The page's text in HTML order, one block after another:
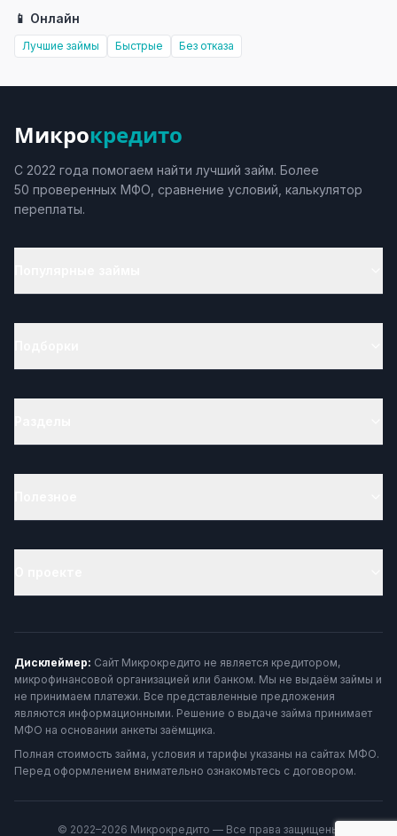
📱 Онлайн
Лучшие займы Быстрые Без отказа
Микрокредито
С 2022 года помогаем найти лучший займ. Более
50 проверенных МФО, сравнение условий, калькулятор
переплаты.
Дисклеймер: Сайт Микрокредито не является кредитором,
микрофинансовой организацией или банком. Мы не выдаём займы и
не принимаем платежи. Все представленные предложения
являются информационными. Решение о выдаче займа принимает
МФО на основании анкеты заёмщика.
Полная стоимость займа, условия и тарифы указаны на сайтах МФО.
Перед оформлением внимательно ознакомьтесь с договором.
© 2022–2026 Микрокредито — Все права защищены